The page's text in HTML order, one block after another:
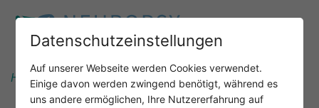
Home Unser Angebot After-Work-Webinare
Datenschutzeinstellungen
Auf unserer Webseite werden Cookies verwendet.
Einige davon werden zwingend benötigt, während es
uns andere ermöglichen, Ihre Nutzererfahrung auf